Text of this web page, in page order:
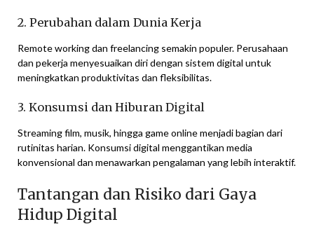
2. Perubahan dalam Dunia Kerja
Remote working dan freelancing semakin populer. Perusahaan
dan pekerja menyesuaikan diri dengan sistem digital untuk
meningkatkan produktivitas dan fleksibilitas.
3. Konsumsi dan Hiburan Digital
Streaming film, musik, hingga game online menjadi bagian dari
rutinitas harian. Konsumsi digital menggantikan media
konvensional dan menawarkan pengalaman yang lebih interaktif.
Tantangan dan Risiko dari Gaya
Hidup Digital